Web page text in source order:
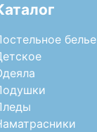
белье